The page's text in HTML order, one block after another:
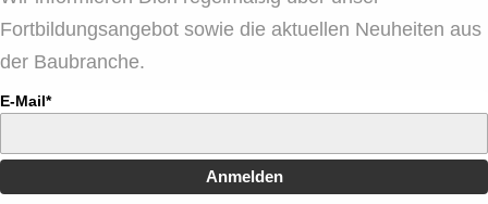
Fortbildungsangebot sowie die aktuellen Neuheiten aus
der Baubranche.
E-Mail*
Anmelden